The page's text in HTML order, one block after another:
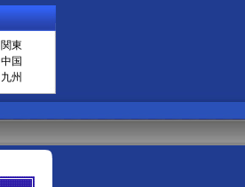
関東
中国
九州